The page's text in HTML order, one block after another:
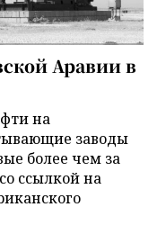
Аравии в
на
заводы
более чем за
ссылкой на